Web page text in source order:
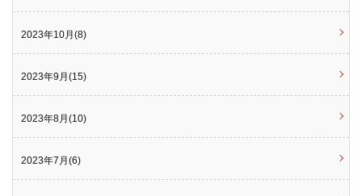
2023年10月(8)
2023年9月(15)
2023年8月(10)
2023年7月(6)